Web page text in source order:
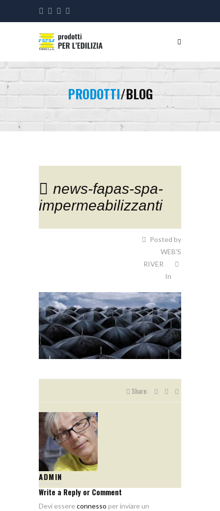
PRODOTTI/BLOG
news-fapas-spa-
impermeabilizzanti
Posted by
WEB'S
RIVER
In
Share:
ADMIN
Write a Reply or Comment
Devi essere connesso per inviare un